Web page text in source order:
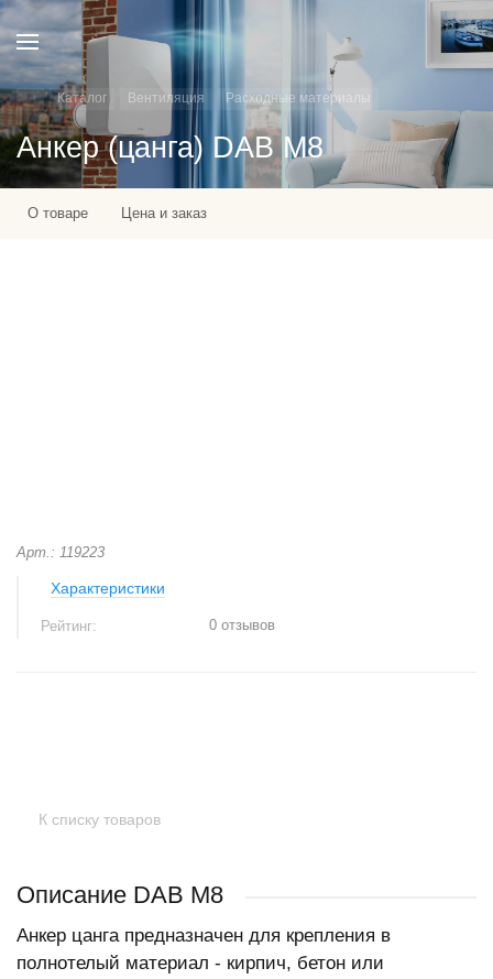
Каталог Вентиляция Расходные материалы
Анкер (цанга) DAB М8
О товаре Цена и заказ
Арт.: 119223
Характеристики
Рейтинг: 0 отзывов
К списку товаров
Описание DAB М8
Анкер цанга предназначен для крепления в
полнотелый материал - кирпич, бетон или